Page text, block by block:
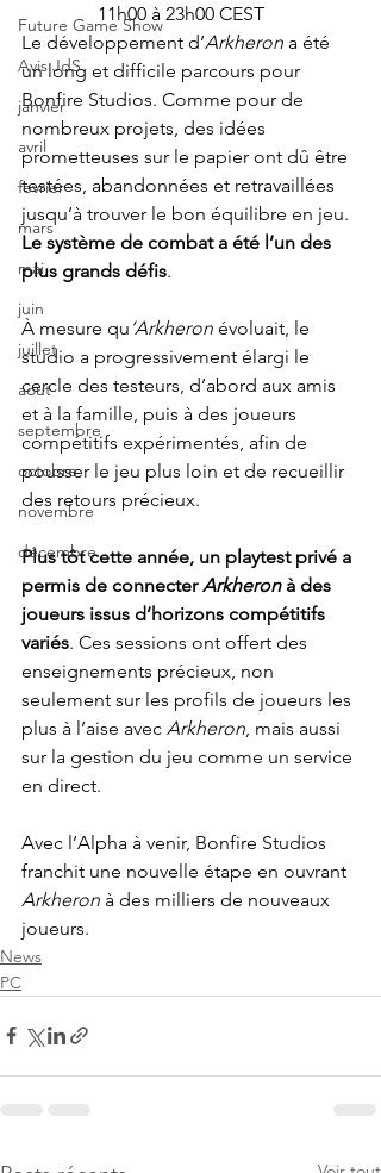
Future Game Show
Avis JdS
janvier
avril
fevrier
mars
mai
juin
juillet
aout
septembre
octobre
novembre
décembre
11h00 à 23h00 CEST
Le développement d’Arkheron a été
un long et difficile parcours pour
Bonfire Studios. Comme pour de
nombreux projets, des idées
prometteuses sur le papier ont dû être
testées, abandonnées et retravaillées
jusqu’à trouver le bon équilibre en jeu.
Le système de combat a été l’un des
plus grands défis.
À mesure qu ’Arkheron évoluait, le
studio a progressivement élargi le
cercle des testeurs, d’abord aux amis
et à la famille, puis à des joueurs
compétitifs expérimentés, afin de
pousser le jeu plus loin et de recueillir
des retours précieux.
Plus tôt cette année, un playtest privé a
permis de connecter Arkheron à des
joueurs issus d’horizons compétitifs
variés. Ces sessions ont offert des
enseignements précieux, non
seulement sur les profils de joueurs les
plus à l’aise avec Arkheron , mais aussi
sur la gestion du jeu comme un service
en direct.
Avec l’Alpha à venir, Bonfire Studios
franchit une nouvelle étape en ouvrant
Arkheron à des milliers de nouveaux
joueurs.
News
PC